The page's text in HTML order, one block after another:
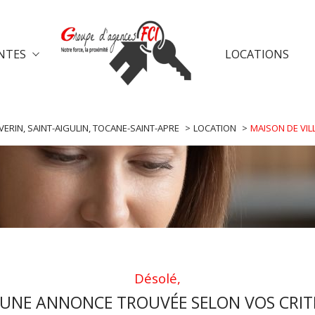
LOCATIONS
Estimer
LOYER
SAINT-AIGULIN, TOCANE-SAINT-APRE LOCATION MAISON DE
Désolé,
ANNONCE TROUVÉE SELON VOS